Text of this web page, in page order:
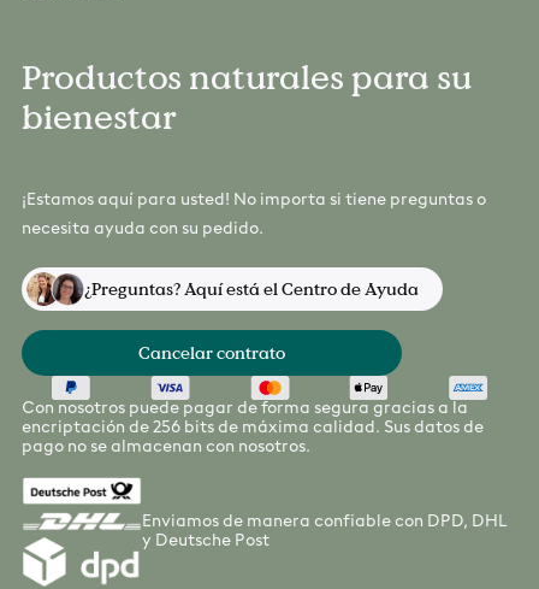
Productos naturales para su
bienestar
¡Estamos aquí para usted! No importa si tiene preguntas o
necesita ayuda con su pedido.
¿Preguntas? Aquí está el Centro de Ayuda
Cancelar contrato
Con nosotros puede pagar de forma segura gracias a la
encriptación de 256 bits de máxima calidad. Sus datos de
pago no se almacenan con nosotros.
Enviamos de manera confiable con DPD, DHL
y Deutsche Post